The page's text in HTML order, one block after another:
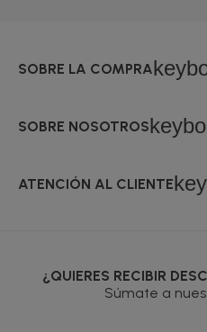
SOBRE LA COMPRA
SOBRE NOSOTROS
ATENCIÓN AL CLIENTE
¿QUIERES RECIBIR
Súmate a